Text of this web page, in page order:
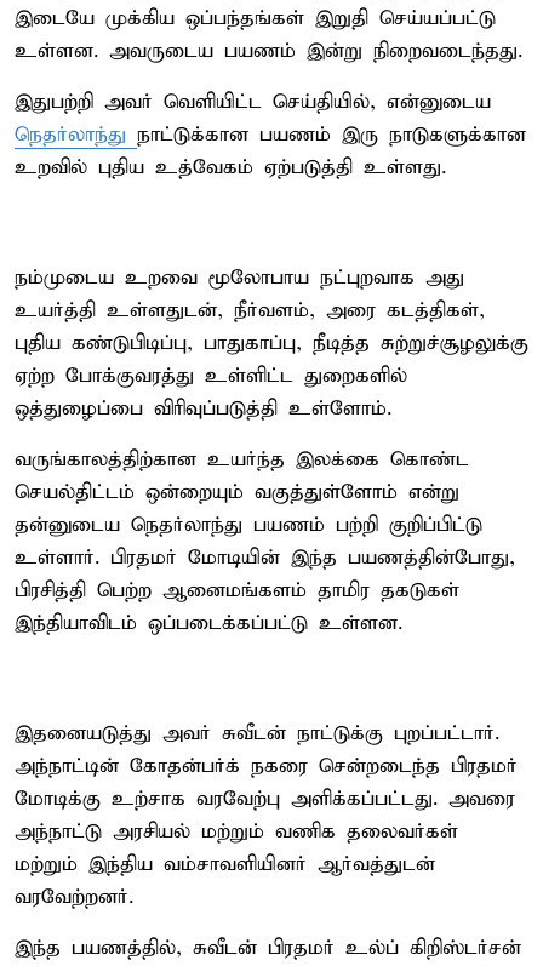
இடையே முக்கிய ஒப்பந்தங்கள் இறுதி செய்யப்பட்டு
உள்ளன. அவருடைய பயணம் இன்று நிறைவடைந்தது.
இதுபற்றி அவர் வெளியிட்ட செய்தியில், என்னுடைய
நெதர்லாந்து நாட்டுக்கான பயணம் இரு நாடுகளுக்கான
உறவில் புதிய உத்வேகம் ஏற்படுத்தி உள்ளது.
நம்முடைய உறவை மூலோபாய நட்புறவாக அது
உயர்த்தி உள்ளதுடன், நீர்வளம், அரை கடத்திகள்,
புதிய கண்டுபிடிப்பு, பாதுகாப்பு, நீடித்த சுற்றுச்சூழலுக்கு
ஏற்ற போக்குவரத்து உள்ளிட்ட துறைகளில்
ஒத்துழைப்பை விரிவுப்படுத்தி உள்ளோம்.
வருங்காலத்திற்கான உயர்ந்த இலக்கை கொண்ட
செயல்திட்டம் ஒன்றையும் வகுத்துள்ளோம் என்று
தன்னுடைய நெதர்லாந்து பயணம் பற்றி குறிப்பிட்டு
உள்ளார். பிரதமர் மோடியின் இந்த பயணத்தின்போது,
பிரசித்தி பெற்ற ஆனைமங்களம் தாமிர தகடுகள்
இந்தியாவிடம் ஒப்படைக்கப்பட்டு உள்ளன.
இதனையடுத்து அவர் சுவீடன் நாட்டுக்கு புறப்பட்டார்.
அந்நாட்டின் கோதன்பர்க் நகரை சென்றடைந்த பிரதமர்
மோடிக்கு உற்சாக வரவேற்பு அளிக்கப்பட்டது. அவரை
அந்நாட்டு அரசியல் மற்றும் வணிக தலைவர்கள்
மற்றும் இந்திய வம்சாவளியினர் ஆர்வத்துடன்
வரவேற்றனர்.
இந்த பயணத்தில், சுவீடன் பிரதமர் உல்ப் கிறிஸ்டர்சன்